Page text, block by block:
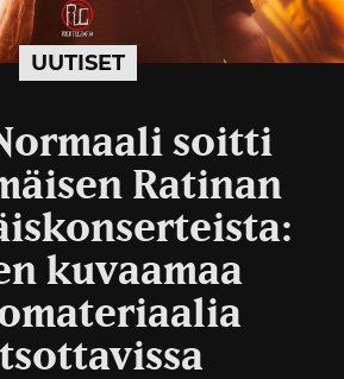
UUTISET
soitti
Ratinan
kuvaamaa